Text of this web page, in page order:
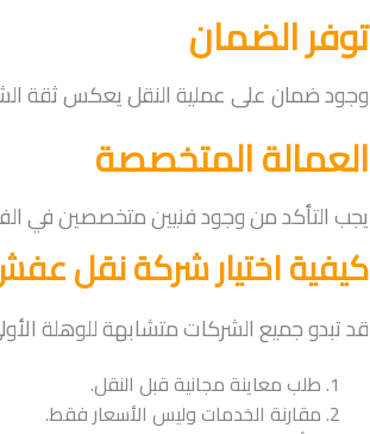
توفر الضمان
وجود ضمان على عملية النقل يعكس ثقة
العمالة المتخصصة
يجب التأكد من وجود فنيين متخصصين في
كيفية اختيار شركة نقل
قد تبدو جميع الشركات متشابهة للوهلة
طلب معاينة مجانية قبل النقل.
مقارنة الخدمات وليس الأسعار فقط.